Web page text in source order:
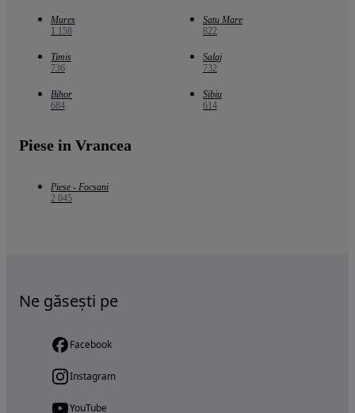
Mures
1 158
Satu Mare
822
Timis
736
Salaj
732
Bihor
684
Sibiu
614
Piese in Vrancea
Piese - Focsani
2 045
Ne găsești pe
Facebook
Instagram
YouTube